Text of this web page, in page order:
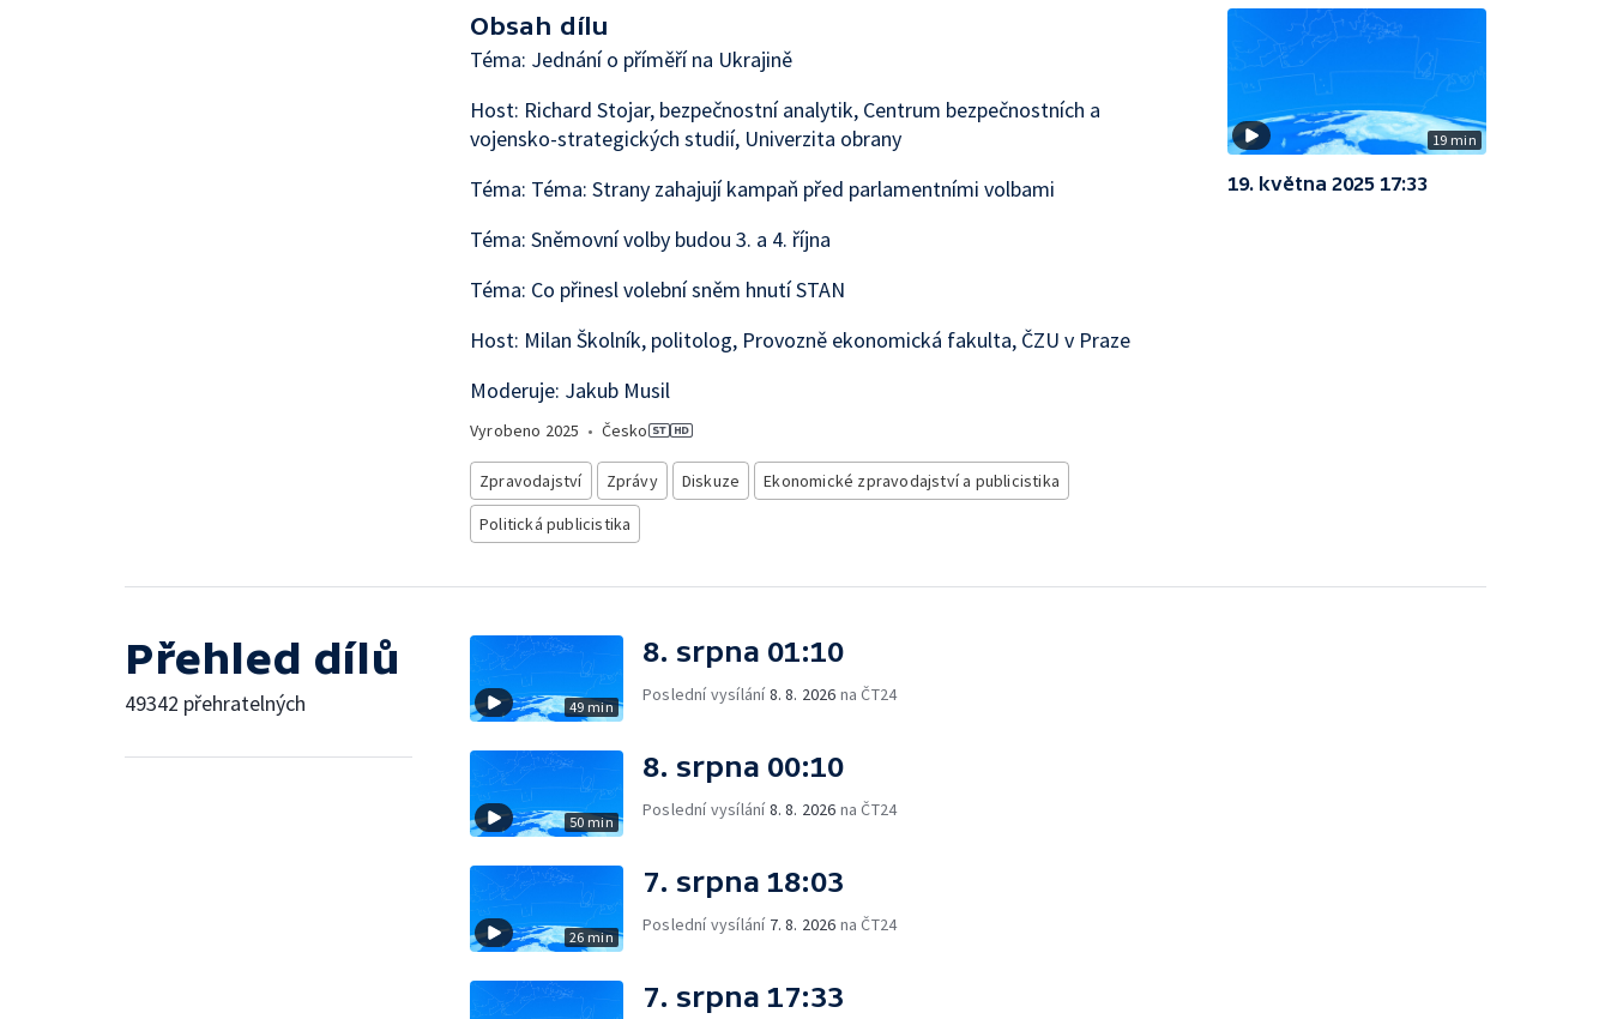
Obsah dílu
Téma: Jednání o příměří na Ukrajině
Host: Richard Stojar, bezpečnostní analytik, Centrum bezpečnostních a
vojensko-strategických studií, Univerzita obrany
Téma: Téma: Strany zahajují kampaň před parlamentními volbami
Téma: Sněmovní volby budou 3. a 4. října
Téma: Co přinesl volební sněm hnutí STAN
Host: Milan Školník, politolog, Provozně ekonomická fakulta, ČZU v Praze
Moderuje: Jakub Musil
Vyrobeno 2025 • Česko
Zpravodajství Zprávy Diskuze
Ekonomické zpravodajství a publicistika
Politická publicistika
19 min
19. května 2025 17:33
Přehled dílů
49342 přehratelných 49 min
8. srpna 01:10
Poslední vysílání8. 8. 2026 na ČT24
50 min
8. srpna 00:10
Poslední vysílání8. 8. 2026 na ČT24
26 min
7. srpna 18:03
Poslední vysílání 7. 8. 2026 na ČT24
7. srpna 17:33